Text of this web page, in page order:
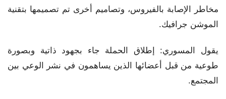
مخاطر الإصابة بالفيروس، وتصاميم أخرى تم تصميمها بتقنية
الموشن جرافيك.
يقول المسوري: إطلاق الحملة جاء بجهود ذاتية وبصورة
طوعية من قبل أعضائها الذين يساهمون في نشر الوعي بين
المجتمع.